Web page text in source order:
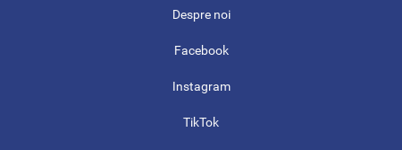
Despre noi
Facebook
Instagram
TikTok